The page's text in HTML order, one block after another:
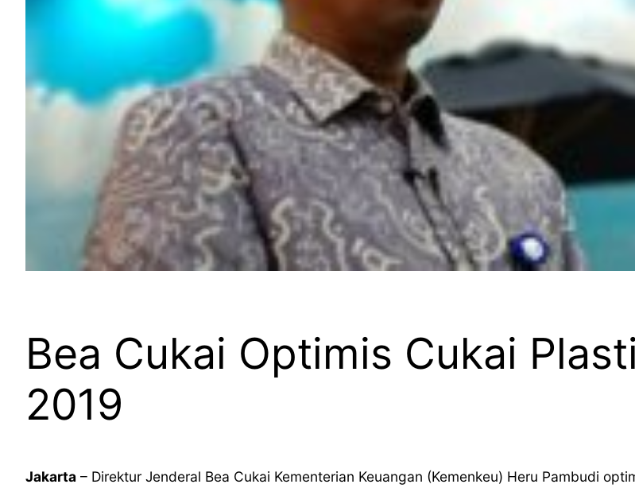
Bea Cukai Optimis Cukai
2019
Jakarta – Direktur Jenderal Bea Cukai Kementerian Keuangan (Kemenkeu) Heru Pambudi